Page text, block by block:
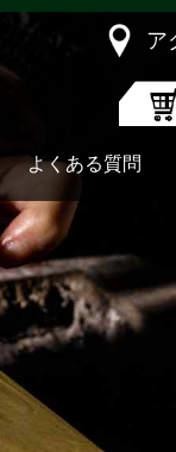
よくある質問
ア